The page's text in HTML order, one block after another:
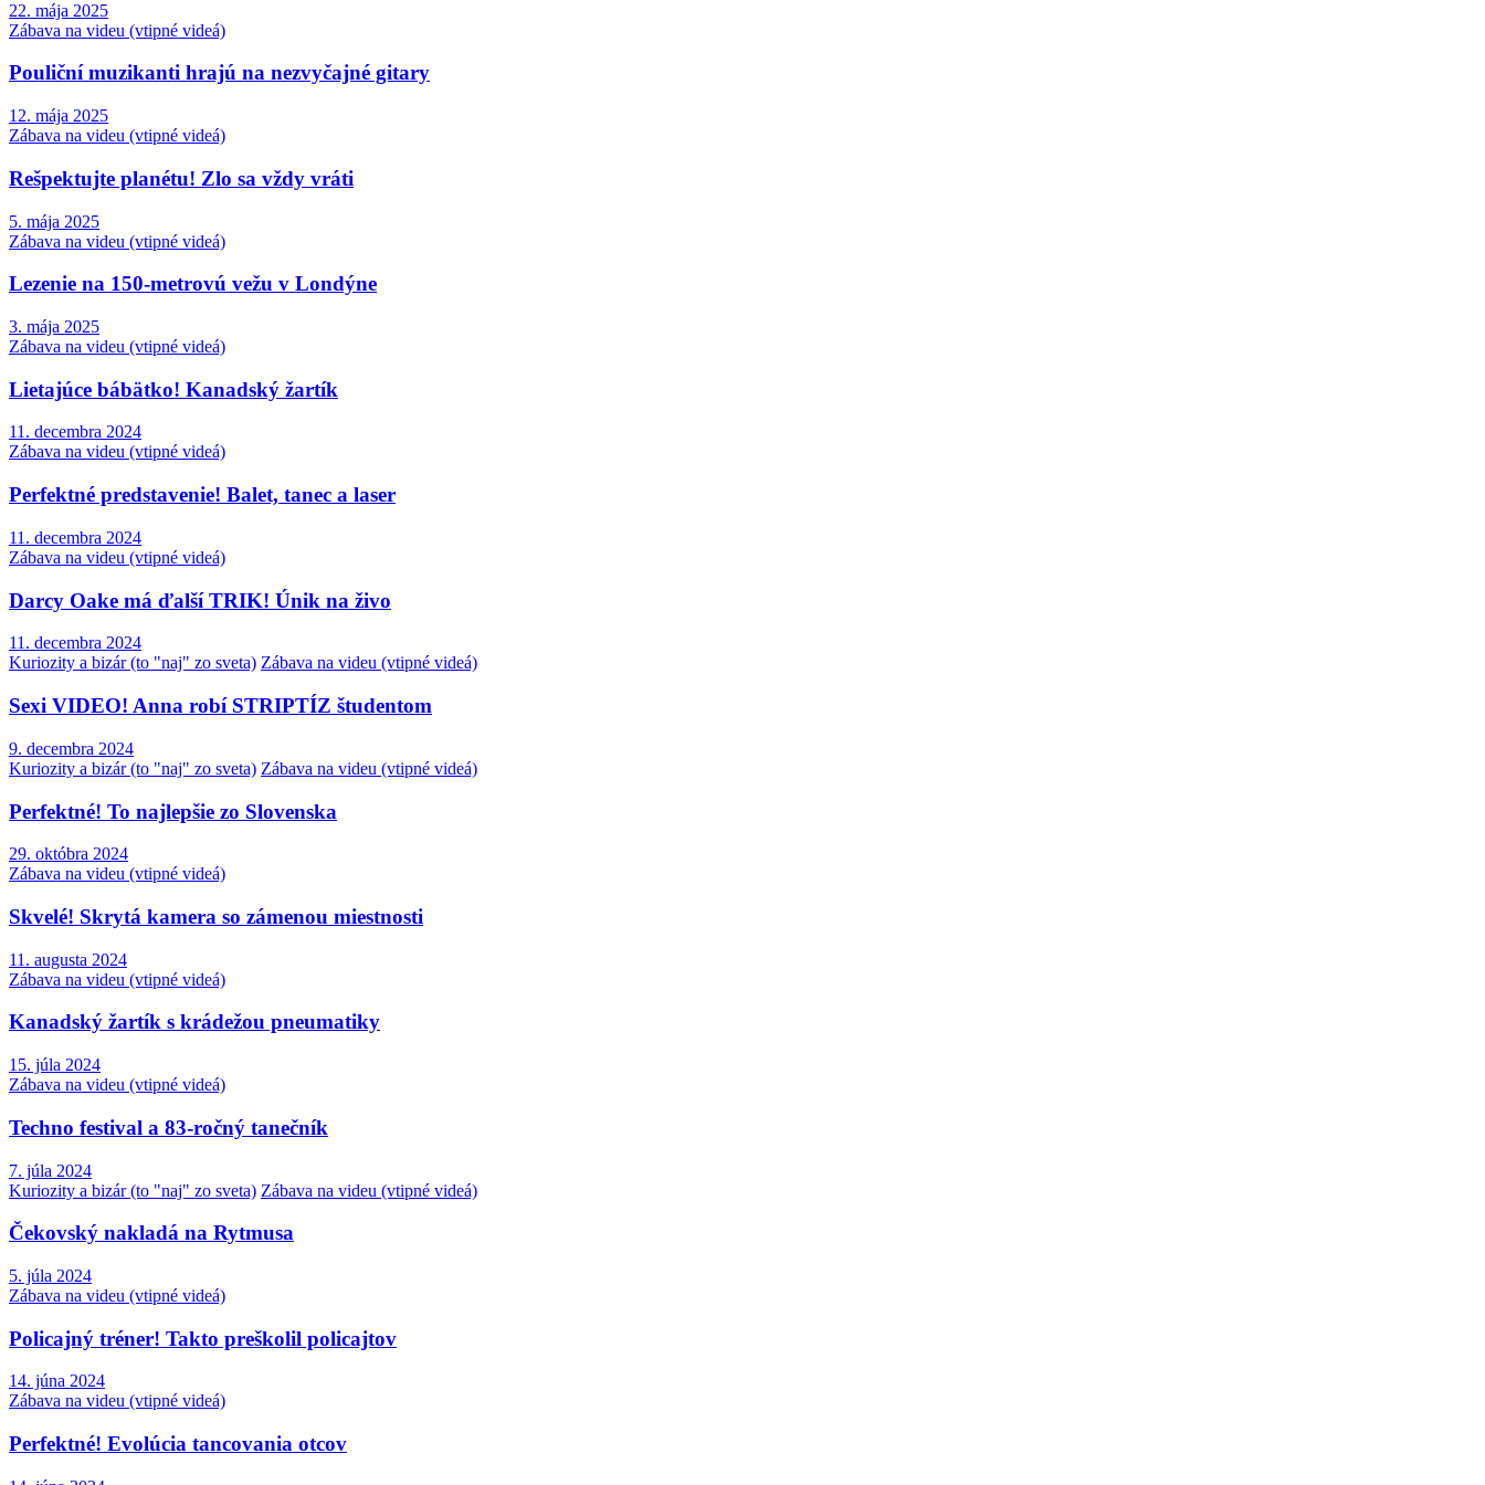
22. mája 2025
Zábava na videu (vtipné videá)
Pouliční muzikanti hrajú na nezvyčajné gitary
12. mája 2025
Zábava na videu (vtipné videá)
Rešpektujte planétu! Zlo sa vždy vráti
5. mája 2025
Zábava na videu (vtipné videá)
Lezenie na 150-metrovú vežu v Londýne
3. mája 2025
Zábava na videu (vtipné videá)
Lietajúce bábätko! Kanadský žartík
11. decembra 2024
Zábava na videu (vtipné videá)
Perfektné predstavenie! Balet, tanec a laser
11. decembra 2024
Zábava na videu (vtipné videá)
Darcy Oake má ďalší TRIK! Únik na živo
11. decembra 2024
Kuriozity a bizár (to "naj" zo sveta) Zábava na videu (vtipné videá)
Sexi VIDEO! Anna robí STRIPTÍZ študentom
9. decembra 2024
Kuriozity a bizár (to "naj" zo sveta) Zábava na videu (vtipné videá)
Perfektné! To najlepšie zo Slovenska
29. októbra 2024
Zábava na videu (vtipné videá)
Skvelé! Skrytá kamera so zámenou miestnosti
11. augusta 2024
Zábava na videu (vtipné videá)
Kanadský žartík s krádežou pneumatiky
15. júla 2024
Zábava na videu (vtipné videá)
Techno festival a 83-ročný tanečník
7. júla 2024
Kuriozity a bizár (to "naj" zo sveta) Zábava na videu (vtipné videá)
Čekovský nakladá na Rytmusa
5. júla 2024
Zábava na videu (vtipné videá)
Policajný tréner! Takto preškolil policajtov
14. júna 2024
Zábava na videu (vtipné videá)
Perfektné! Evolúcia tancovania otcov